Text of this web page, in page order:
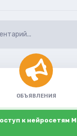
ОБЪЯВЛЕНИЯ
к нейросетям